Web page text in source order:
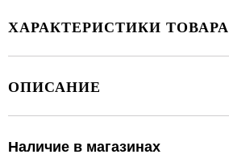
ХАРАКТЕРИСТИКИ ТОВАРА
ОПИСАНИЕ
Наличие в магазинах